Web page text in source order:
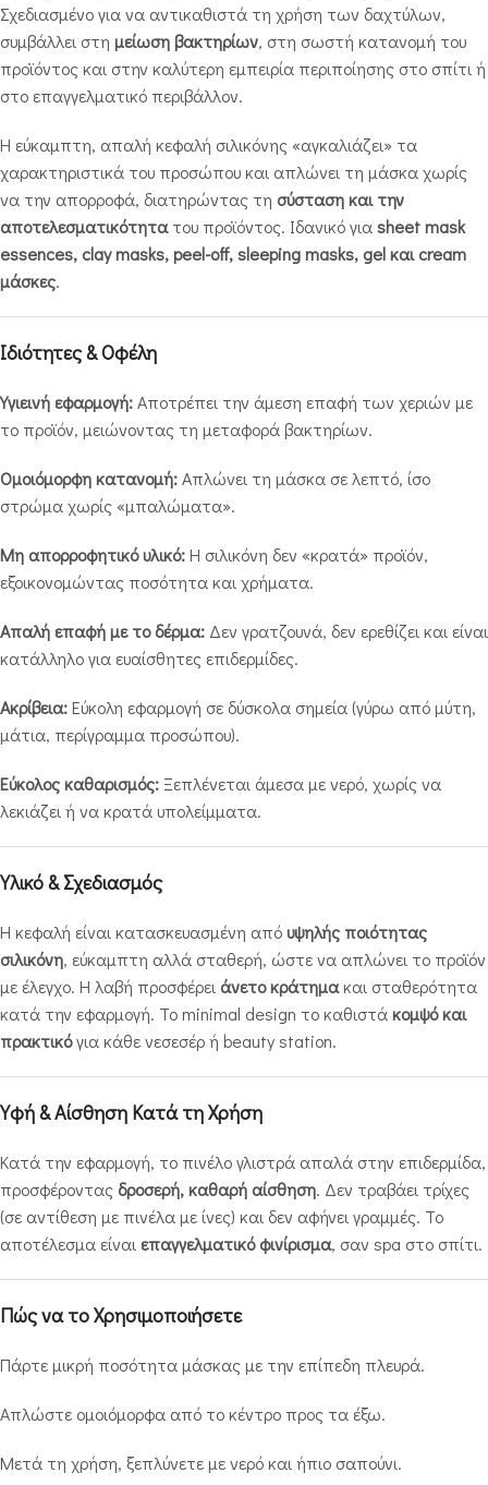
Σχεδιασμένο για να αντικαθιστά τη χρήση των δαχτύλων,
συμβάλλει στη μείωση βακτηρίων, στη σωστή κατανομή του
προϊόντος και στην καλύτερη εμπειρία περιποίησης στο σπίτι ή
στο επαγγελματικό περιβάλλον.
Η εύκαμπτη, απαλή κεφαλή σιλικόνης «αγκαλιάζει» τα
χαρακτηριστικά του προσώπου και απλώνει τη μάσκα χωρίς
να την απορροφά, διατηρώντας τη σύσταση και την
αποτελεσματικότητατου προϊόντος. Ιδανικό γιαsheet mask
essences, clay masks, peel-off, sleeping masks, gel και cream
μάσκες.
Ιδιότητες & Οφέλη
Υγιεινή εφαρμογή:Αποτρέπει την άμεση επαφή των χεριών με
το προϊόν, μειώνοντας τη μεταφορά βακτηρίων.
Ομοιόμορφη κατανομή:Απλώνει τη μάσκα σε λεπτό, ίσο
στρώμα χωρίς «μπαλώματα».
Μη απορροφητικό υλικό:Η σιλικόνη δεν «κρατά» προϊόν,
εξοικονομώντας ποσότητα και χρήματα.
Απαλή επαφή με το δέρμα: Δεν γρατζουνά, δεν ερεθίζει και είναι
κατάλληλο για ευαίσθητες επιδερμίδες.
Ακρίβεια:Εύκολη εφαρμογή σε δύσκολα σημεία (γύρω από μύτη,
μάτια, περίγραμμα προσώπου).
Εύκολος καθαρισμός: Ξεπλένεται άμεσα με νερό, χωρίς να
λεκιάζει ή να κρατά υπολείμματα.
Υλικό & Σχεδιασμός
Η κεφαλή είναι κατασκευασμένη απόυψηλής ποιότητας
σιλικόνη, εύκαμπτη αλλά σταθερή, ώστε να απλώνει το προϊόν
με έλεγχο. Η λαβή προσφέρει άνετο κράτημακαι σταθερότητα
κατά την εφαρμογή. Το minimal design το καθιστάκομψό και
πρακτικόγια κάθε νεσεσέρ ή beauty station.
Υφή & Αίσθηση Κατά τη Χρήση
Κατά την εφαρμογή, το πινέλο γλιστρά απαλά στην επιδερμίδα,
προσφέροντας δροσερή, καθαρή αίσθηση. Δεν τραβάει τρίχες
(σε αντίθεση με πινέλα με ίνες) και δεν αφήνει γραμμές. Το
αποτέλεσμα είναι επαγγελματικό φινίρισμα, σαν spa στο σπίτι.
Πώς να το Χρησιμοποιήσετε
Πάρτε μικρή ποσότητα μάσκας με την επίπεδη πλευρά.
Απλώστε ομοιόμορφα από το κέντρο προς τα έξω.
Μετά τη χρήση, ξεπλύνετε με νερό και ήπιο σαπούνι.